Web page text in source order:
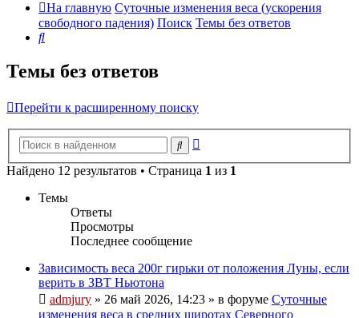
На главную Суточные изменения веса (ускорения
свободного падения) Поиск Темы без ответов
Поиск
Темы без ответов
Перейти к расширенному поиску
Поиск
Найдено 12 результатов • Страница 1 из 1
Темы
Ответы
Просмотры
Последнее сообщение
Зависимость веса 200г гирьки от положения Луны, если
верить в ЗВТ Ньютона
admjury » 26 май 2026, 14:23 » в форуме Суточные
изменения веса в средних широтах Северного